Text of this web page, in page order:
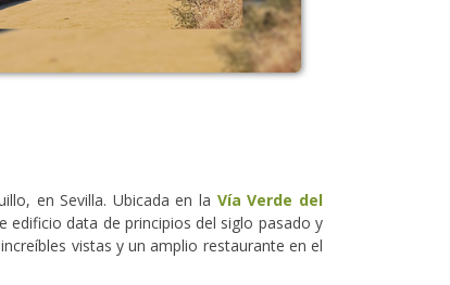
en Sevilla. Ubicada en la Vía Verde del
edificio data de principios del siglo pasado y
vistas y un amplio restaurante en el